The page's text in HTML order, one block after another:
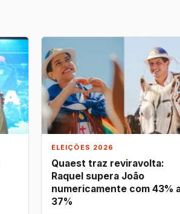
ELEIÇÕES 2026
Quaest traz reviravolta:
Raquel supera João
numericamente com 43%
37%